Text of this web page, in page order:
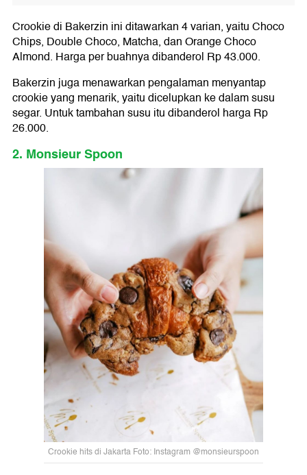
Crookie di Bakerzin ini ditawarkan 4 varian, yaitu Choco
Chips, Double Choco, Matcha, dan Orange Choco
Almond. Harga per buahnya dibanderol Rp 43.000.
Bakerzin juga menawarkan pengalaman menyantap
crookie yang menarik, yaitu dicelupkan ke dalam susu
segar. Untuk tambahan susu itu dibanderol harga Rp
26.000.
2. Monsieur Spoon
Crookie hits di Jakarta Foto: Instagram @monsieurspoon